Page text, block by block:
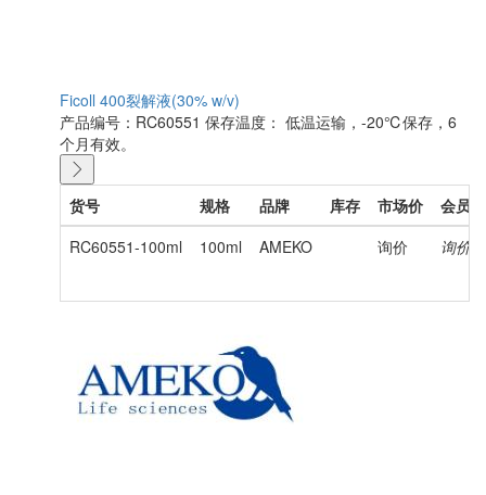
Ficoll 400裂解液(30% w/v)
产品编号：RC60551 保存温度： 低温运输，-20℃保存，6
个月有效。
货号 规格 品牌 库存 市场价
会员价
RC60551-100ml
100ml AMEKO 询价 询价